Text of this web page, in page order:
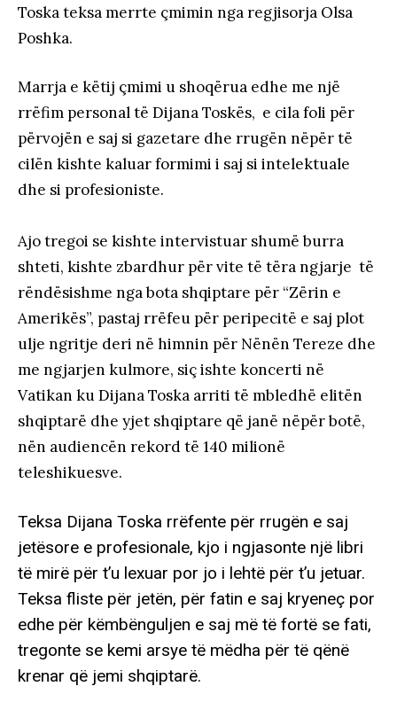
Toska teksa merrte çmimin nga regjisorja Olsa
Poshka.
Marrja e këtij çmimi u shoqërua edhe me një
rrëfim personal të Dijana Toskës, e cila foli për
përvojën e saj si gazetare dhe rrugën nëpër të
cilën kishte kaluar formimi i saj si intelektuale
dhe si profesioniste.
Ajo tregoi se kishte intervistuar shumë burra
shteti, kishte zbardhur për vite të tëra ngjarje të
rëndësishme nga bota shqiptare për “Zërin e
Amerikës”, pastaj rrëfeu për peripecitë e saj plot
ulje ngritje deri në himnin për Nënën Tereze dhe
me ngjarjen kulmore, siç ishte koncerti në
Vatikan ku Dijana Toska arriti të mbledhë elitën
shqiptarë dhe yjet shqiptare që janë nëpër botë,
nën audiencën rekord të 140 milionë
teleshikuesve.
Teksa Dijana Toska rrëfente për rrugën e saj
jetësore e profesionale, kjo i ngjasonte një libri
të mirë për t’u lexuar por jo i lehtë për t’u jetuar.
Teksa fliste për jetën, për fatin e saj kryeneç por
edhe për këmbënguljen e saj më të fortë se fati,
tregonte se kemi arsye të mëdha për të qënë
krenar që jemi shqiptarë.